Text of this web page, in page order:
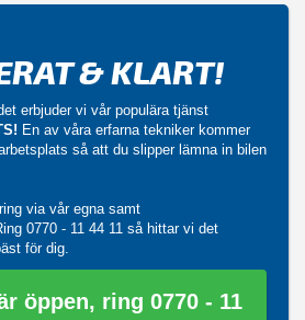
& KLART!
erbjuder vi vår populära tjänst
En av våra erfarna tekniker kommer
så att du slipper lämna in bilen
via vår egna samt
0770 - 11 44 11 så hittar vi det
för dig.
öppen, ring 0770 - 11